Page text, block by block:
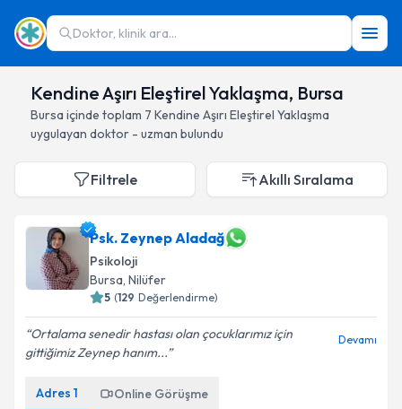
Doktor, klinik ara...
Kendine Aşırı Eleştirel Yaklaşma, Bursa
Bursa içinde toplam 7 Kendine Aşırı Eleştirel Yaklaşma
uygulayan doktor - uzman bulundu
Filtrele Akıllı Sıralama
Psk. Zeynep Aladağ
Psikoloji
Bursa, Nilüfer
5 (129 Değerlendirme)
Ortalama senedir hastası olan çocuklarımız için
gittiğimiz Zeynep hanım...
Devamı
Adres 1 Online Görüşme